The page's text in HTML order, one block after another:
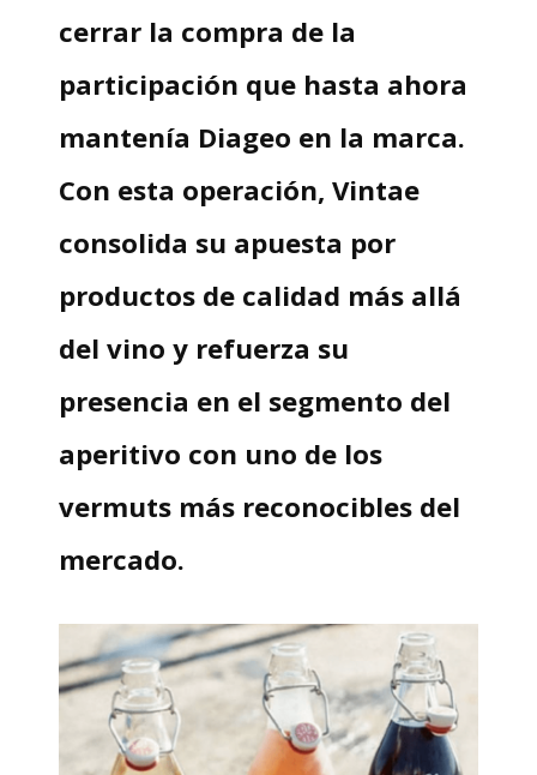
cerrar la compra de la
participación que hasta ahora
mantenía Diageo en la marca.
Con esta operación, Vintae
consolida su apuesta por
productos de calidad más allá
del vino y refuerza su
presencia en el segmento del
aperitivo con uno de los
vermuts más reconocibles del
mercado.